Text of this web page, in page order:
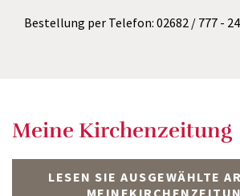
Bestellung per Telefon: 02682 / 777 -
Meine Kirchenzeitung
LESEN SIE AUSGEWÄHLTE